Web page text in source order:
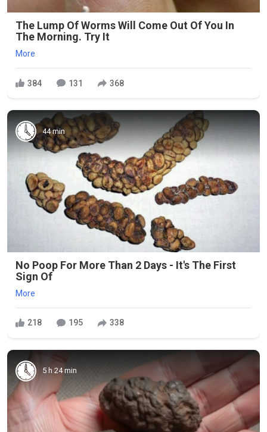
The Lump Of Worms Will Come Out Of You In
The Morning. Try It
More
384 131 368
44 min
No Poop For More Than 2 Days - It's The First
Sign Of
More
218 195 338
5 h 24 min